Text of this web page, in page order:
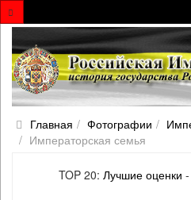
Главная Фотографии
Императорская семья
TOP 20: Лучшие оценки -